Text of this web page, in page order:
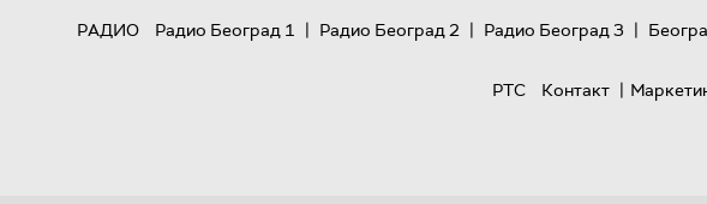
РАДИО
Радио Београд 1 | Радио Београд 2 | Радио Београд 3 |
РТС
Контакт |